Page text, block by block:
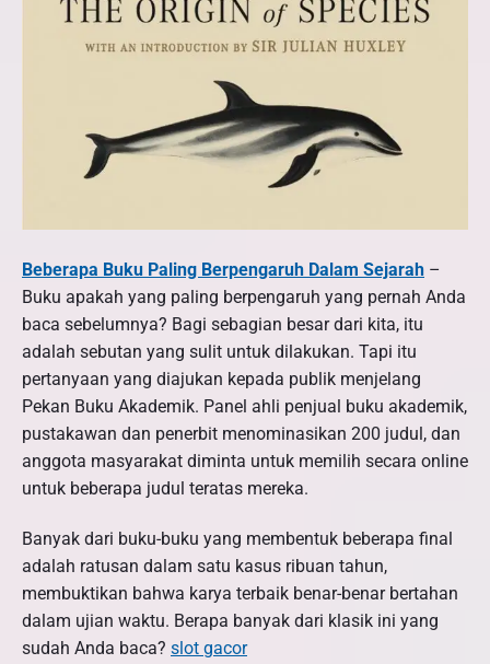
e
b
e
r
a
p
a
B
u
u
P
a
l
i
Beberapa Buku Paling Berpengaruh Dalam Sejarah –
Buku apakah yang paling berpengaruh yang pernah Anda
baca sebelumnya? Bagi sebagian besar dari kita, itu
adalah sebutan yang sulit untuk dilakukan. Tapi itu
pertanyaan yang diajukan kepada publik menjelang
Pekan Buku Akademik. Panel ahli penjual buku akademik,
pustakawan dan penerbit menominasikan 200 judul, dan
anggota masyarakat diminta untuk memilih secara online
untuk beberapa judul teratas mereka.
Banyak dari buku-buku yang membentuk beberapa final
adalah ratusan dalam satu kasus ribuan tahun,
membuktikan bahwa karya terbaik benar-benar bertahan
dalam ujian waktu. Berapa banyak dari klasik ini yang
sudah Anda baca? slot gacor